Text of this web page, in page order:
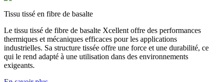
Tissu tissé en fibre de basalte
Le tissu tissé de fibre de basalte Xcellent offre des performances
thermiques et mécaniques efficaces pour les applications
industrielles. Sa structure tissée offre une force et une durabilité, ce
qui le rend adapté à une utilisation dans des environnements
exigeants.